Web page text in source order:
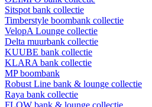
Sitspot bank collectie
Timberstyle boombank collectie
VelopA Lounge collectie
Delta muurbank collectie
KUUBE bank collectie
KLARA bank collectie
MP boombank
Robust Line bank & lounge collectie
Raya bank collectie
FLOW bank & lounge collectie